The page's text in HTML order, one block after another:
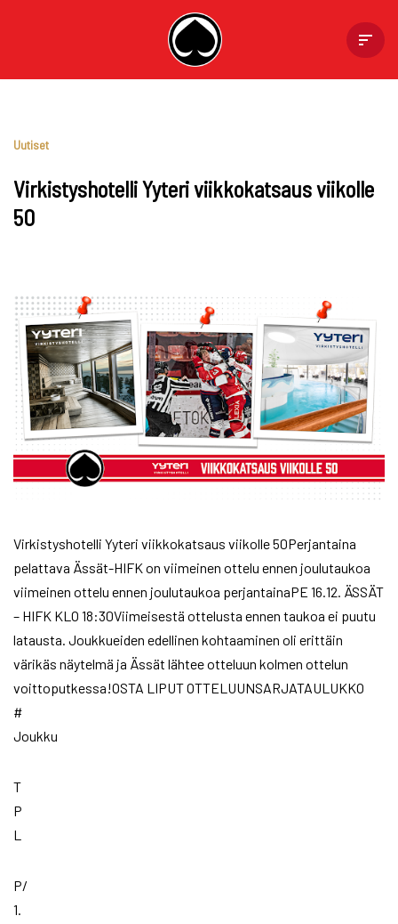
Virkistyshotelli Yyteri viikkokatsaus viikolle
50
Uutiset
Virkistyshotelli Yyteri viikkokatsaus viikolle 50Perjantaina
pelattava Ässät-HIFK on viimeinen ottelu ennen joulutaukoa
viimeinen ottelu ennen joulutaukoa perjantainaPE 16.12. ÄSSÄT
– HIFK KLO 18:30Viimeisestä ottelusta ennen taukoa ei puutu
latausta. Joukkueiden edellinen kohtaaminen oli erittäin
värikäs näytelmä ja Ässät lähtee otteluun kolmen ottelun
voittoputkessa!OSTA LIPUT OTTELUUNSARJATAULUKKO
#
Joukku
T
P
L
P/
1.